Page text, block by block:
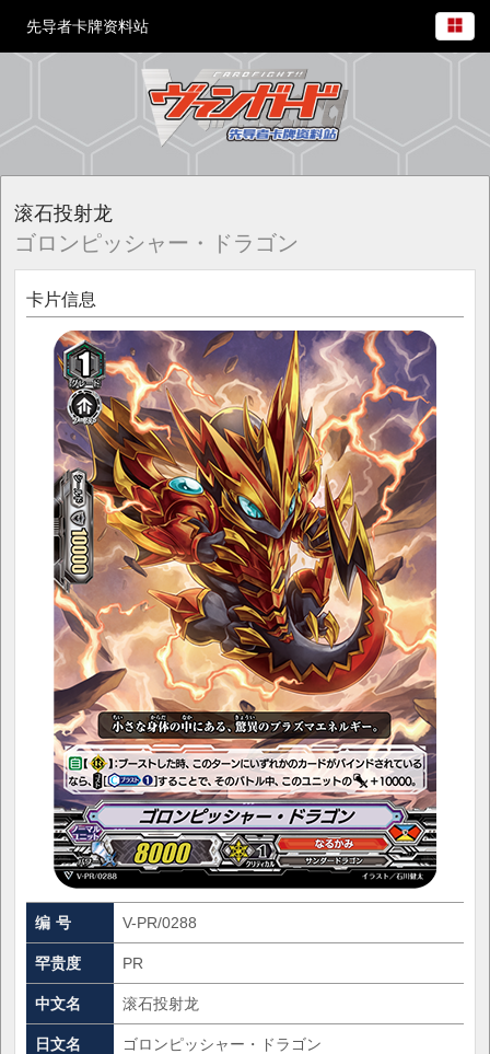
先导者卡牌资料站
滚石投射龙
ゴロンピッシャー・ドラゴン
卡片信息
编 号 V-PR/0288
罕贵度 PR
中文名 滚石投射龙
日文名 ゴロンピッシャー・ドラゴン